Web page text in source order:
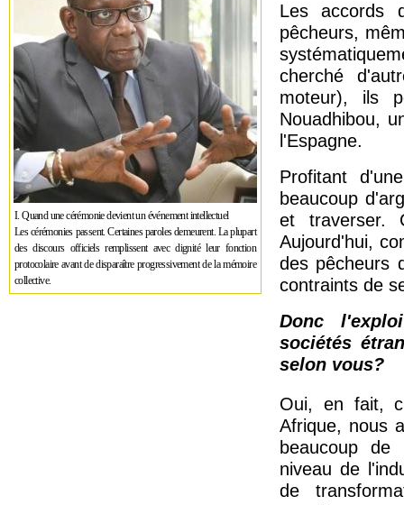
I. Quand une cérémonie devient un événement intellectuel
Les cérémonies passent. Certaines paroles demeurent. La plupart
des discours officiels remplissent avec dignité leur fonction
protocolaire avant de disparaître progressivement de la mémoire
collective.
Les accords
pêcheurs,
cherché
moteur), ils
Nouadhibou,
l'Espagne.
Profitant
beaucoup
et traverser.
Aujourd'hui,
des pêcheurs
contraints de
Donc
sociétés
selon vous?
Oui, en fait,
Afrique, nous
beaucoup
niveau de
de